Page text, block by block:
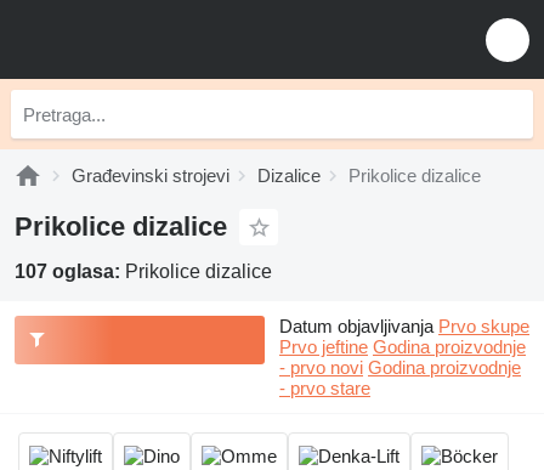
Građevinski strojevi Dizalice Prikolice dizalice
Prikolice dizalice
107 oglasa: Prikolice dizalice
Datum objavljivanja Prvo skupe
Prvo jeftine Godina proizvodnje
- prvo novi Godina proizvodnje
- prvo stare